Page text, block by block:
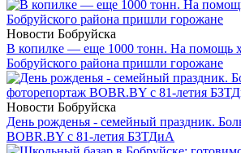
Новости Бобруйска
В копилке — еще 1000 тонн. На помощь
Бобруйского района пришли горожане
Новости Бобруйска
День рожденья - семейный праздник.
BOBR.BY с 81-летия БЗТДиА